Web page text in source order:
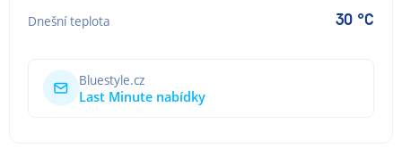
Dnešní teplota 30 °C
Bluestyle.cz
Last Minute nabídky